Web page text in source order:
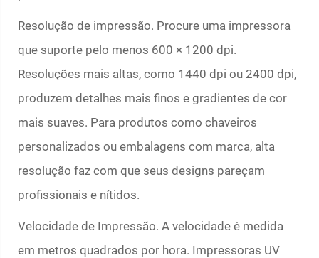
Resolução de impressão. Procure uma impressora
que suporte pelo menos 600 × 1200 dpi.
Resoluções mais altas, como 1440 dpi ou 2400 dpi,
produzem detalhes mais finos e gradientes de cor
mais suaves. Para produtos como chaveiros
personalizados ou embalagens com marca, alta
resolução faz com que seus designs pareçam
profissionais e nítidos.
Velocidade de Impressão. A velocidade é medida
em metros quadrados por hora. Impressoras UV